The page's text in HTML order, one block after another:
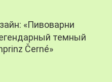
«Пивоварни
темный
Černé»